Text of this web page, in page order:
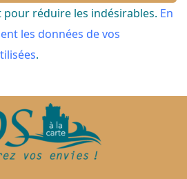
pour réduire les indésirables. En
les données de vos
.